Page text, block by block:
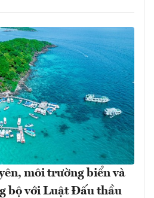
môi trường biển và
bộ với Luật Đấu thầu